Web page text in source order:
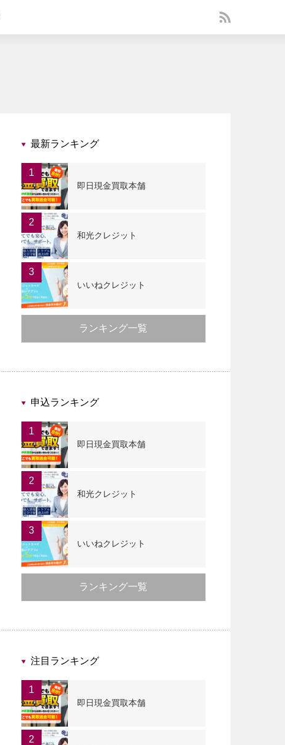
最新ランキング
1
即日現金買取本舗
2
和光クレジット
3
いいねクレジット
ランキング一覧
申込ランキング
1
即日現金買取本舗
2
和光クレジット
3
いいねクレジット
ランキング一覧
注目ランキング
1
即日現金買取本舗
2